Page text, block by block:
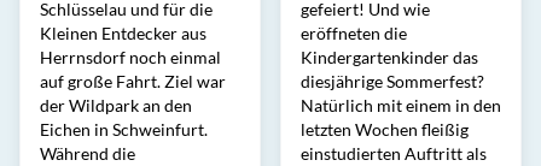
Schlüsselau und für die
Kleinen Entdecker aus
Herrnsdorf noch einmal
auf große Fahrt. Ziel war
der Wildpark an den
Eichen in Schweinfurt.
Während die
gefeiert! Und wie
eröffneten die
Kindergartenkinder das
diesjährige Sommerfest?
Natürlich mit einem in den
letzten Wochen fleißig
einstudierten Auftritt als